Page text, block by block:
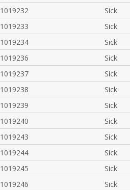
1019232 Sick
1019233 Sick
1019234 Sick
1019236 Sick
1019237 Sick
1019238 Sick
1019239 Sick
1019240 Sick
1019243 Sick
1019244 Sick
1019245 Sick
1019246 Sick